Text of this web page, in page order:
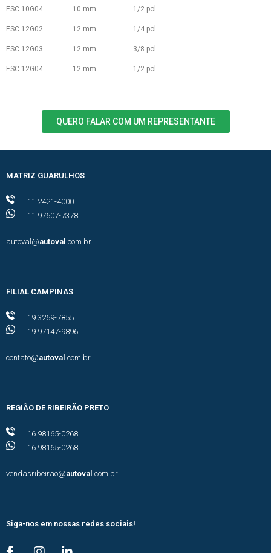
ESC 10G04 10 mm 1/2 pol
ESC 12G02 12 mm 1/4 pol
ESC 12G03 12 mm 3/8 pol
ESC 12G04 12 mm 1/2 pol
QUERO FALAR COM UM REPRESENTANTE
MATRIZ GUARULHOS
11 2421-4000
11 97607-7378
autoval@autoval .com.br
FILIAL CAMPINAS
19 3269-7855
19 97147-9896
contato@autoval .com.br
REGIÃO DE RIBEIRÃO PRETO
16 98165-0268
16 98165-0268
vendasribeirao@autoval .com.br
Siga-nos em nossas redes sociais!